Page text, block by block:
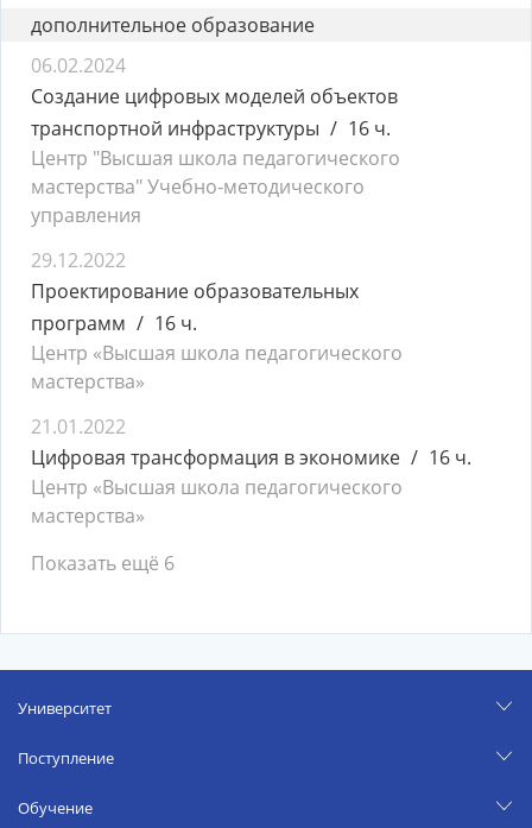
дополнительное образование
06.02.2024
Создание цифровых моделей объектов
транспортной инфраструктуры
16 ч.
Центр "Высшая школа педагогического
мастерства" Учебно-методического
управления
29.12.2022
Проектирование образовательных
программ
16 ч.
Центр «Высшая школа педагогического
мастерства»
21.01.2022
Цифровая трансформация в экономике
16 ч.
Центр «Высшая школа педагогического
мастерства»
Показать ещё 6
Университет
Поступление
Обучение